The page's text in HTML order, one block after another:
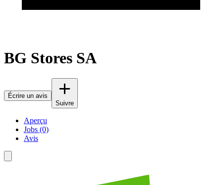
BG Stores SA
Écrire un avis
Suivre
Aperçu
Jobs (0)
Avis